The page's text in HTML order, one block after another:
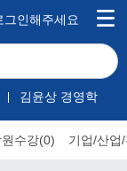
그인해주세요
김윤상 경영학
원수강(0) 기업/산업